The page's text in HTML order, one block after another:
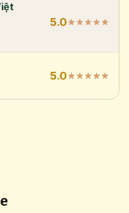
5.0
5.0